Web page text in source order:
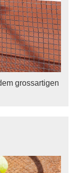
grossartigen